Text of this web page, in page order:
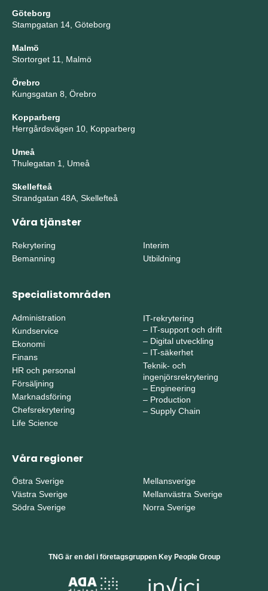
Göteborg
Stampgatan 14, Göteborg
Malmö
Stortorget 11, Malmö
Örebro
Kungsgatan 8, Örebro
Kopparberg
Herrgårdsvägen 10, Kopparberg
Umeå
Thulegatan 1, Umeå
Skellefteå
Strandgatan 48A, Skellefteå
Våra tjänster
Rekrytering
Bemanning
Interim
Utbildning
Specialistområden
Administration
Kundservice
Ekonomi
Finans
HR och personal
Försäljning
Marknadsföring
Chefsrekrytering
Life Science
IT-rekrytering
– IT-support och drift
– Digital utveckling
– IT-säkerhet
Teknik- och
ingenjörsrekrytering
– Engineering
– Production
– Supply Chain
Våra regioner
Östra Sverige
Västra Sverige
Södra Sverige
Mellansverige
Mellanvästra Sverige
Norra Sverige
TNG är en del i företagsgruppen Key People Group